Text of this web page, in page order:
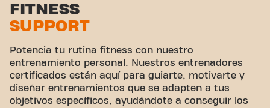
FITNESS
SUPPORT
Potencia tu rutina fitness con nuestro
entrenamiento personal. Nuestros entrenadores
certificados están aquí para guiarte, motivarte y
diseñar entrenamientos que se adapten a tus
objetivos específicos, ayudándote a conseguir los